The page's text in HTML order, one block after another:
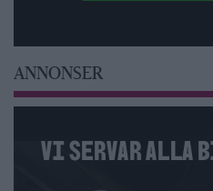
ANNONSER